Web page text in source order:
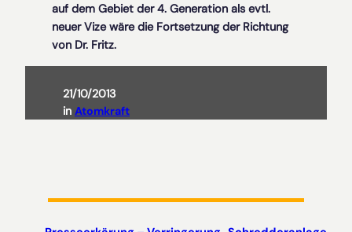
auf dem Gebiet der 4. Generation als evtl.
neuer Vize wäre die Fortsetzung der Richtung
von Dr. Fritz.
21/10/2013
in Atomkraft